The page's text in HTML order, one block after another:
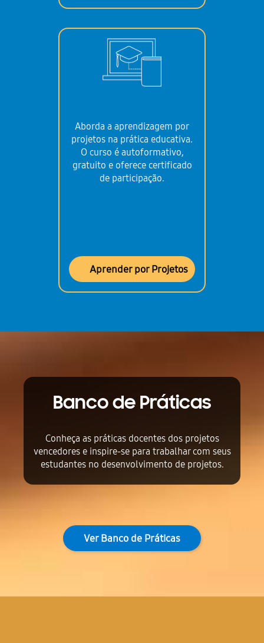
Aborda a aprendizagem por
projetos na prática educativa.
O curso é autoformativo,
gratuito e oferece certificado
de participação.
Aprender por Projetos
Banco de Práticas
Conheça as práticas docentes dos projetos
vencedores e inspire-se para trabalhar com seus
estudantes no desenvolvimento de projetos.
Ver Banco de Práticas